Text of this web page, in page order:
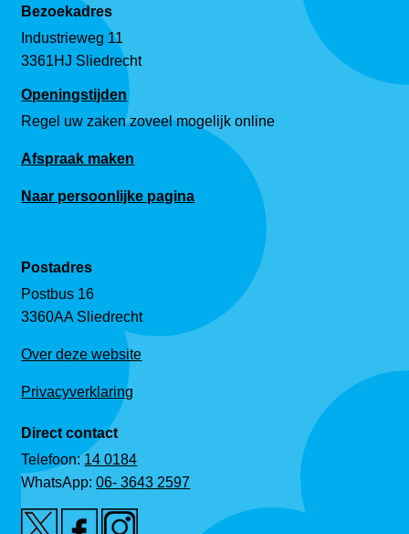
Bezoekadres
Industrieweg 11
3361HJ Sliedrecht
Openingstijden
Regel uw zaken zoveel mogelijk online
Afspraak maken
Naar persoonlijke pagina
Postadres
Postbus 16
3360AA Sliedrecht
Over deze website
Privacyverklaring
Direct contact
Telefoon:14 0184
WhatsApp:06- 3643 2597